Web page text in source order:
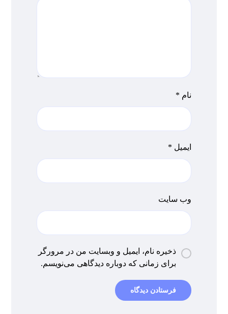
نام *
ایمیل *
وب‌ سایت
ذخیره نام، ایمیل و وبسایت من در مرورگر
برای زمانی که دوباره دیدگاهی می‌نویسم.